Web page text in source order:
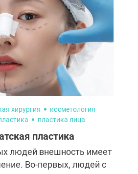
ли пластику Николай
Басков?
хирургия
косметология
пластика лица
блефаропластика
пластика
людей внешность имеет
Во-первых, людей с